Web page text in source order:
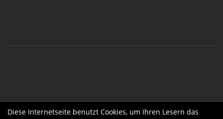
Diese Internetseite benutzt Cookies, um Ihren Lesern das